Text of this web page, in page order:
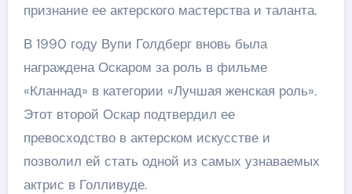
признание ее актерского мастерства и таланта.
В 1990 году Вупи Голдберг вновь была
награждена Оскаром за роль в фильме
«Кланнад» в категории «Лучшая женская роль».
Этот второй Оскар подтвердил ее
превосходство в актерском искусстве и
позволил ей стать одной из самых узнаваемых
актрис в Голливуде.